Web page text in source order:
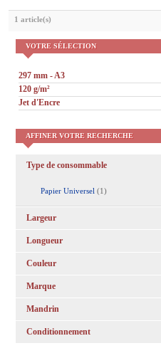
VOTRE SÉLECTION
297 mm - A3
120 g/m²
Jet d'Encre
AFFINER VOTRE RECHERCHE
Type de consommable
Papier Universel (1)
Largeur
Longueur
Couleur
Marque
Mandrin
Conditionnement
1 article(s)